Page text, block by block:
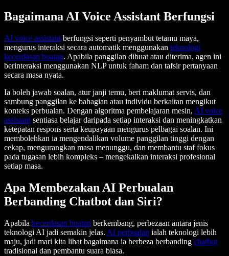
Bagaimana AI Voice Assistant Berfungsi
AI voice assistant berfungsi seperti penyambut tetamu maya,
mengurus interaksi secara automatik menggunakan teknologi
kecerdasan buatan. Apabila panggilan dibuat atau diterima, agen ini
berinteraksi menggunakan NLP untuk faham dan tafsir pertanyaan
secara masa nyata.
Ia boleh jawab soalan, atur janji temu, beri maklumat servis, dan
sambung panggilan ke bahagian atau individu berkaitan mengikut
konteks perbualan. Dengan algoritma pembelajaran mesin, AI voice
assistant sentiasa belajar daripada setiap interaksi dan meningkatkan
ketepatan respons serta keupayaan mengurus pelbagai soalan. Ini
membolehkan ia mengendalikan volume panggilan tinggi dengan
cekap, mengurangkan masa menunggu, dan membantu staf fokus
pada tugasan lebih kompleks – mengekalkan interaksi profesional
setiap masa.
Apa Membezakan AI Perbualan
Berbanding Chatbot dan Siri?
Apabila kecerdasan buatan berkembang, perbezaan antara jenis
teknologi AI jadi semakin jelas. AI perbualan ialah teknologi lebih
maju, jadi mari kita lihat bagaimana ia berbeza berbanding chatbot
tradisional dan pembantu suara biasa.